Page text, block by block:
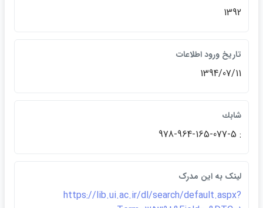
1392
تاريخ ورود اطلاعات
1394/07/11
شابك
: 978-964-165-077-5
لينک به اين مدرک
https://lib.ui.ac.ir/dl/search/default.aspx?